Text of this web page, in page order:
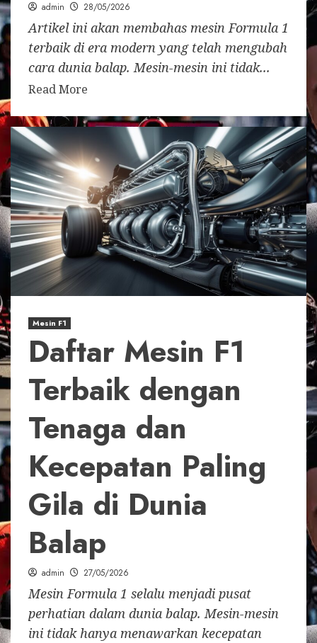
admin 28/05/2026
Artikel ini akan membahas mesin Formula 1
terbaik di era modern yang telah mengubah
cara dunia balap. Mesin-mesin ini tidak...
Read More
Mesin F1
Daftar Mesin F1
Terbaik dengan
Tenaga dan
Kecepatan Paling
Gila di Dunia
Balap
admin 27/05/2026
Mesin Formula 1 selalu menjadi pusat
perhatian dalam dunia balap. Mesin-mesin
ini tidak hanya menawarkan kecepatan